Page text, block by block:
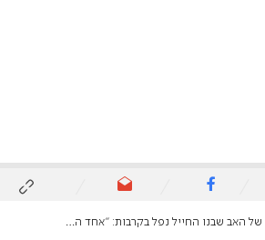
החייל נפל בקרבות: "אחד המחבלים ניסה למכור את הראש"